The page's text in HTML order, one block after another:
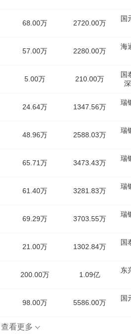
68.00万 2720.00万
国
57.00万 2280.00万
海
5.00万 210.00万
国
24.64万 1347.56万
瑞
48.96万 2588.03万
瑞
65.71万 3473.43万
瑞
61.40万 3281.83万
瑞
69.29万 3703.55万
瑞
21.00万 1302.84万
国
200.00万 1.09亿
东
98.00万 5586.00万
国
查看更多